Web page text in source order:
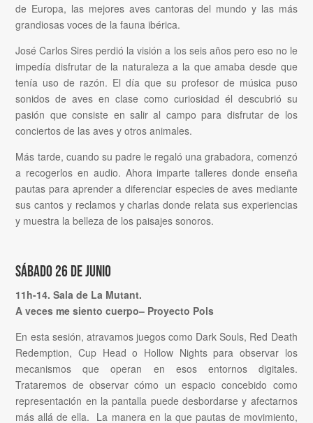
de Europa, las mejores aves cantoras del mundo y las más
grandiosas voces de la fauna ibérica.
José Carlos Sires perdió la visión a los seis años pero eso no le
impedía disfrutar de la naturaleza a la que amaba desde que
tenía uso de razón. El día que su profesor de música puso
sonidos de aves en clase como curiosidad él descubrió su
pasión que consiste en salir al campo para disfrutar de los
conciertos de las aves y otros animales.
Más tarde, cuando su padre le regaló una grabadora, comenzó
a recogerlos en audio. Ahora imparte talleres donde enseña
pautas para aprender a diferenciar especies de aves mediante
sus cantos y reclamos y charlas donde relata sus experiencias
y muestra la belleza de los paisajes sonoros.
Sábado 26 de junio
11h-14. Sala de La Mutant.
A veces me siento cuerpo– Proyecto Pols
En esta sesión, atravamos juegos como Dark Souls, Red Death
Redemption, Cup Head o Hollow Nights para observar los
mecanismos que operan en esos entornos digitales.
Trataremos de observar cómo un espacio concebido como
representación en la pantalla puede desbordarse y afectarnos
más allá de ella. La manera en la que pautas de movimiento,